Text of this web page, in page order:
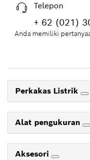
Telepon
+ 62 (021)
Anda memiliki
Perkakas Listrik
Alat pengukuran
Aksesori